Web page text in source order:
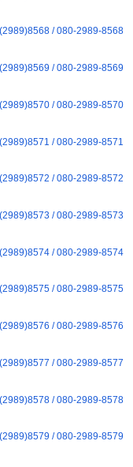
/ 080-2989-8568
/ 080-2989-8569
/ 080-2989-8570
/ 080-2989-8571
/ 080-2989-8572
/ 080-2989-8573
/ 080-2989-8574
/ 080-2989-8575
/ 080-2989-8576
/ 080-2989-8577
/ 080-2989-8578
/ 080-2989-8579